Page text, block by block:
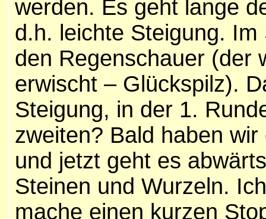
werden. Es geht lange
d.h. leichte Steigung.
den Regenschauer (der
erwischt – Glückspilz).
Steigung, in der 1.
zweiten? Bald haben
und jetzt geht es
Steinen und Wurzeln.
mache einen kurzen